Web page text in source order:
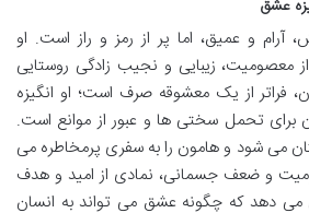
عشق
و عمیق، اما پر از رمز و راز است. او
معصومیت، زیبایی و نجیب زادگی روستایی
فراتر از یک معشوقه صرف است؛ او انگیزه
تحمل سختی ها و عبور از موانع است.
می شود و هامون را به سفری پرمخاطره می
و ضعف جسمانی، نمادی از امید و هدف
دهد که چگونه عشق می تواند به انسان